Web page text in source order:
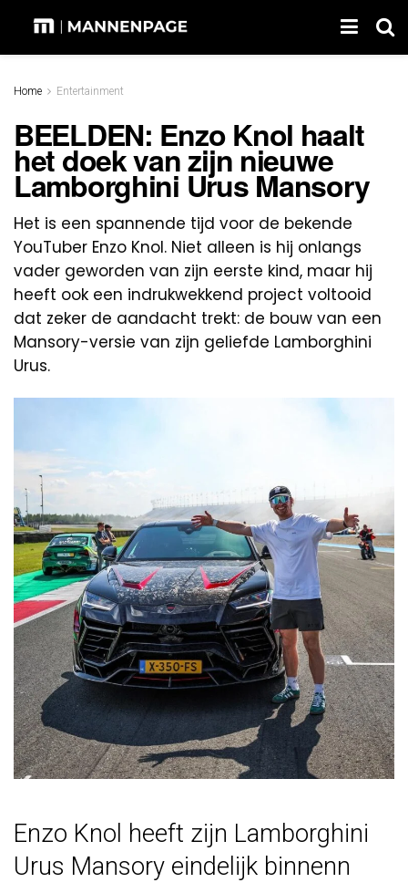
Home Entertainment
BEELDEN: Enzo Knol haalt
het doek van zijn nieuwe
Lamborghini Urus Mansory
Het is een spannende tijd voor de bekende
YouTuber Enzo Knol. Niet alleen is hij onlangs
vader geworden van zijn eerste kind, maar hij
heeft ook een indrukwekkend project voltooid
dat zeker de aandacht trekt: de bouw van een
Mansory-versie van zijn geliefde Lamborghini
Urus.
Enzo Knol heeft zijn Lamborghini
Urus Mansory eindelijk binnenn